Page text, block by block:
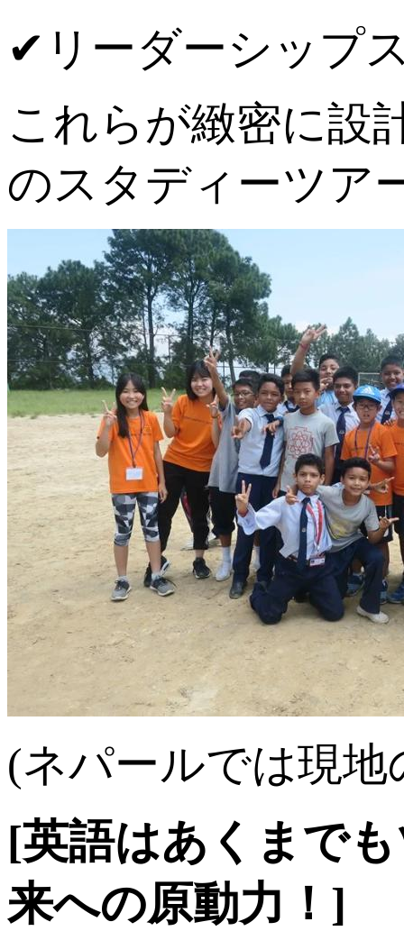
✔︎リーダーシップ
これらが緻密に設
のスタディーツア
(ネパールでは現
[英語はあくまで
来への原動力！]